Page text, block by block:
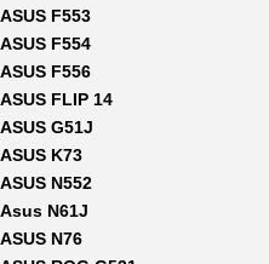
ASUS F553
ASUS F554
ASUS F556
ASUS FLIP 14
ASUS G51J
ASUS K73
ASUS N552
Asus N61J
ASUS N76